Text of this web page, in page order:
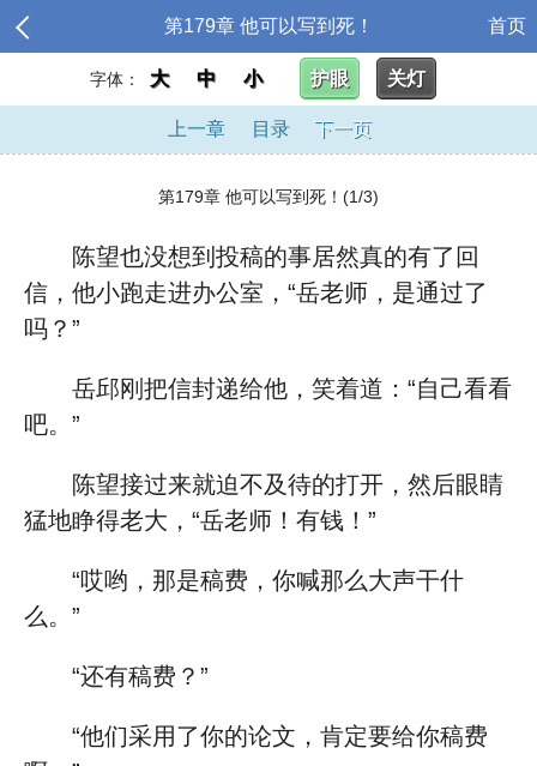
第179章 他可以写到死！ 首页
字体： 大 中 小 护眼 关灯
上一章 目录 下一页
第179章 他可以写到死！(1/3)
陈望也没想到投稿的事居然真的有了回
信，他小跑走进办公室，“岳老师，是通过了
吗？”
岳邱刚把信封递给他，笑着道：“自己看看
吧。”
陈望接过来就迫不及待的打开，然后眼睛
猛地睁得老大，“岳老师！有钱！”
“哎哟，那是稿费，你喊那么大声干什
么。”
“还有稿费？”
“他们采用了你的论文，肯定要给你稿费